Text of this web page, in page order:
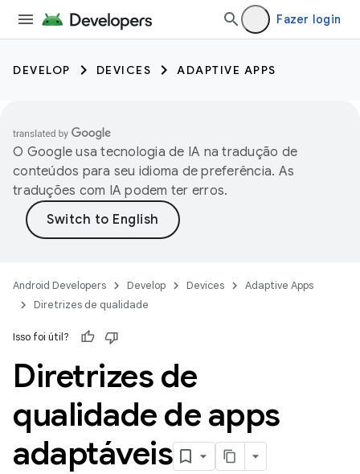
Fazer login
DEVELOP DEVICES ADAPTIVE APPS
O Google usa tecnologia de IA na tradução de
conteúdos para seu idioma de preferência. As
traduções com IA podem ter erros.
Android Developers Develop Devices
Adaptive Apps
Diretrizes de qualidade
Isso foi útil?
Diretrizes de
qualidade de apps
adaptáveis